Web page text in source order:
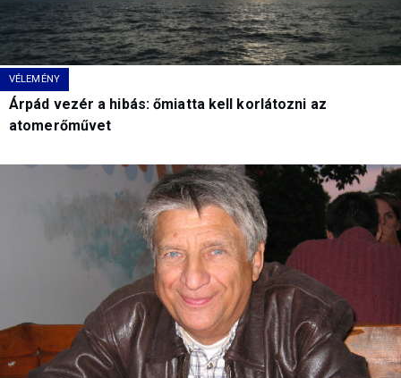
VÉLEMÉNY
Árpád vezér a hibás: őmiatta kell korlátozni az
atomerőművet